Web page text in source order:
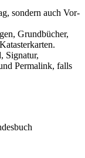
sondern auch Vor-
Grundbücher,
Signatur,
Permalink, falls